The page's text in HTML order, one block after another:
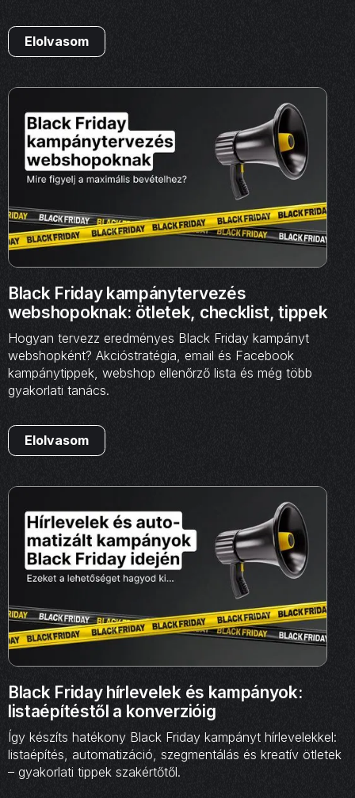
Elolvasom
Black Friday kampánytervezés
webshopoknak: ötletek, checklist, tippek
Hogyan tervezz eredményes Black Friday kampányt
webshopként? Akcióstratégia, email és Facebook
kampánytippek, webshop ellenőrző lista és még több
gyakorlati tanács.
Elolvasom
Black Friday hírlevelek és kampányok:
listaépítéstől a konverzióig
Így készíts hatékony Black Friday kampányt hírlevelekkel:
listaépítés, automatizáció, szegmentálás és kreatív ötletek
– gyakorlati tippek szakértőtől.